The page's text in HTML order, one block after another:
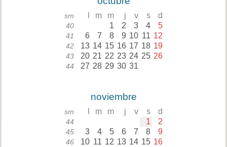
sm m m j v s d
40 1 2 3 4 5
41 6 7 8 9 10 11 12
42 13 14 15 16 17 18 19
43 20 21 22 23 24 25 26
44 27 28 29 30 31
noviembre
sm m m j v s d
44 1 2
45 3 4 5 6 7 8 9
46 10 11 12 13 14 15 16